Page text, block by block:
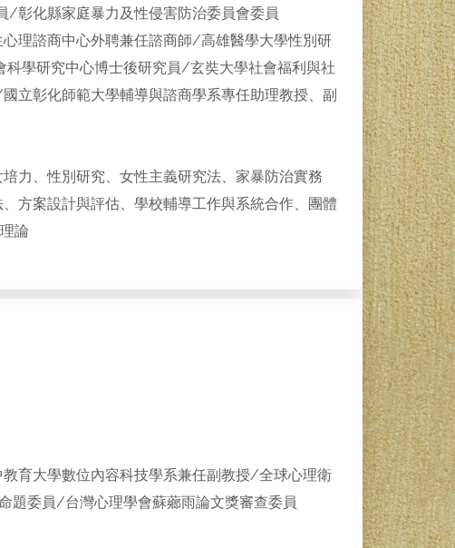
/彰化縣家庭暴力及性侵害防治委員會委員
理諮商中心外聘兼任諮商師/高雄醫學大學性別研
學研究中心博士後研究員/玄奘大學社會福利與社
立彰化師範大學輔導與諮商學系專任助理教授、副
力、性別研究、女性主義研究法、家暴防治實務
方案設計與評估、學校輔導工作與系統合作、團體
論
育大學數位內容科技學系兼任副教授/全球心理衛
題委員/台灣心理學會蘇薌雨論文獎審查委員